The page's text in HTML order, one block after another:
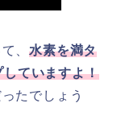
、水素を満タ
ていますよ！
たでしょう